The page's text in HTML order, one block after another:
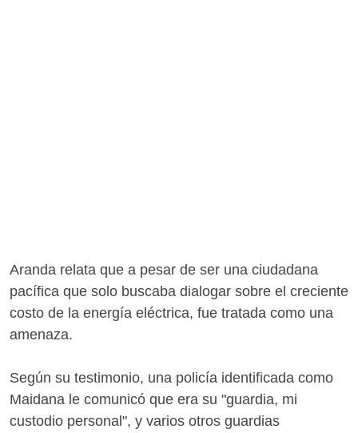
Aranda relata que a pesar de ser una ciudadana
pacífica que solo buscaba dialogar sobre el creciente
costo de la energía eléctrica, fue tratada como una
amenaza.
Según su testimonio, una policía identificada como
Maidana le comunicó que era su "guardia, mi
custodio personal", y varios otros guardias